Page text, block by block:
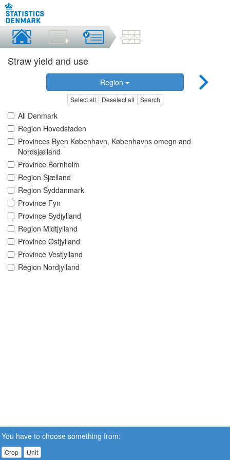
Straw yield and use
Region
Select all Deselect all Search
All Denmark
Region Hovedstaden
Provinces Byen København, Københavns omegn and
Nordsjælland
Province Bornholm
Region Sjælland
Region Syddanmark
Province Fyn
Province Sydjylland
Region Midtjylland
Province Østjylland
Province Vestjylland
Region Nordjylland
You have to choose something from:
Crop Unit